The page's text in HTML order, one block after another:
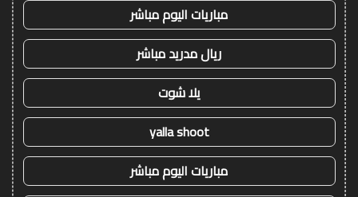
مباريات اليوم مباشر
ريال مدريد مباشر
يلا شوت
yalla shoot
مباريات اليوم مباشر